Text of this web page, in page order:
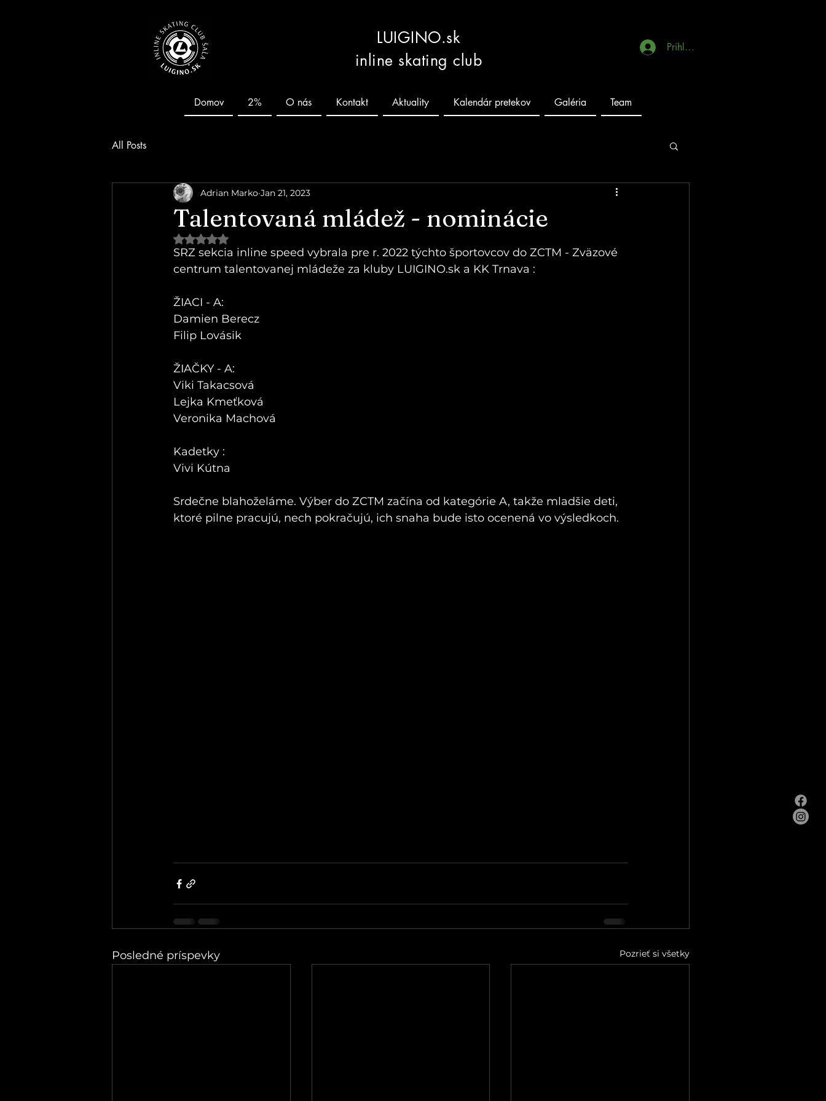
LUIGINO.sk
inline skating club
Prihlásiť sa
Domov 2% O nás Kontakt Aktuality Kalendár pretekov Galéria Team
All Posts
Talentovaná mládež - nominácie
Adrian Marko Jan 21, 2023
Hodnotenie NaN z 5 hviezdičiek.
SRZ sekcia inline speed vybrala pre r. 2022 týchto športovcov do ZCTM - Zväzové
centrum talentovanej mládeže za kluby LUIGINO.sk a KK Trnava :
ŽIACI - A:
Damien Berecz
Filip Lovásik
ŽIAČKY - A:
Viki Takacsová
Lejka Kmeťková
Veronika Machová
Kadetky :
Vivi Kútna
Srdečne blahoželáme. Výber do ZCTM začína od kategórie A, takže mladšie deti,
ktoré pilne pracujú, nech pokračujú, ich snaha bude isto ocenená vo výsledkoch.
Posledné príspevky Pozrieť si všetky